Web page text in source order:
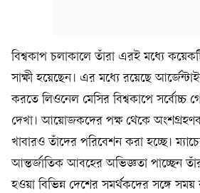
বিশ্বকাপ চলাকালে তাঁরা এরই মধ্যে
সাক্ষী হয়েছেন। এর মধ্যে রয়েছে
করতে লিওনেল মেসির বিশ্বকাপে সর্বোচ্চ
দেখা। আয়োজকদের পক্ষ থেকে
খাবারও তাঁদের পরিবেশন করা হচ্ছে।
আন্তর্জাতিক আবহের অভিজ্ঞতা পাচ্ছেন
হওয়া বিভিন্ন দেশের সমর্থকদের সঙ্গে